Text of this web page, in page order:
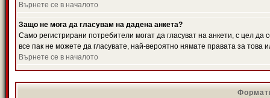
Върнете се в началото
Защо не мога да гласувам на дадена анкета?
Само регистрирани потребители могат да гласуват на анкети, с цел
все пак не можете да гласувате, най-вероятно нямате правата за това
Върнете се в началото